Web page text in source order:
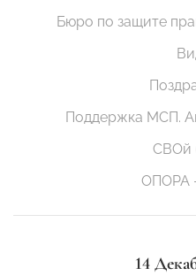
Бюро по защите
Поддержка МСП.
СВОй
ОПОРА
14